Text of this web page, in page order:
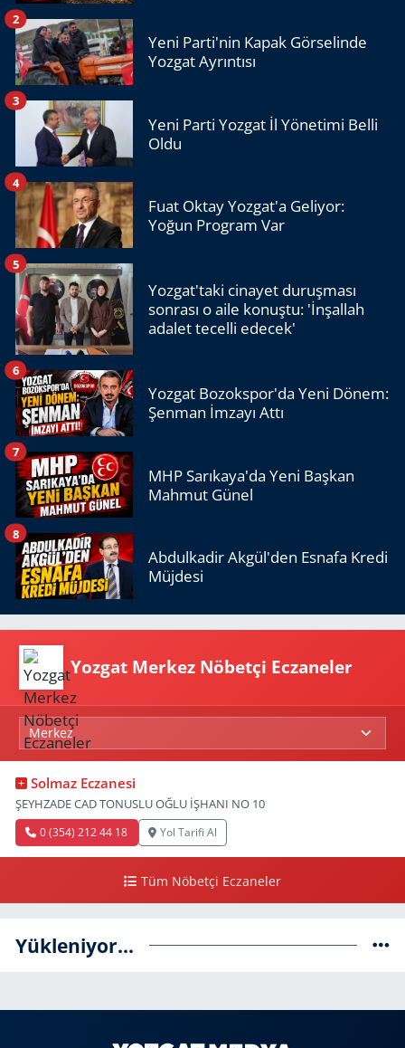
Yeni Parti'nin Kapak Görselinde
Yozgat Ayrıntısı
2
Yeni Parti Yozgat İl Yönetimi Belli
Oldu
3
Fuat Oktay Yozgat'a Geliyor:
Yoğun Program Var
4
Yozgat'taki cinayet duruşması
sonrası o aile konuştu: 'İnşallah
adalet tecelli edecek'
5
Yozgat Bozokspor'da Yeni Dönem:
Şenman İmzayı Attı
6
MHP Sarıkaya'da Yeni Başkan
Mahmut Günel
7
Abdulkadir Akgül'den Esnafa Kredi
Müjdesi
8
Yozgat Merkez Nöbetçi Eczaneler
Solmaz Eczanesi
ŞEYHZADE CAD TONUSLU OĞLU İŞHANI NO 10
0 (354) 212 44 18 Yol Tarifi Al
Tüm Nöbetçi Eczaneler
Yükleniyor...